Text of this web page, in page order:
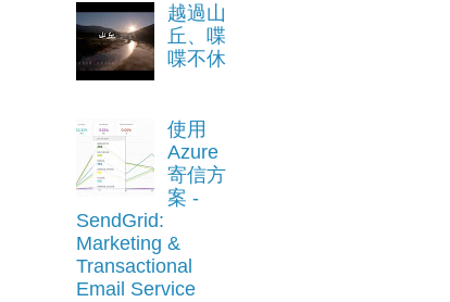
越過山
丘、喋
喋不休
使用
Azure
寄信方
案 -
SendGrid:
Marketing &
Transactional
Email Service